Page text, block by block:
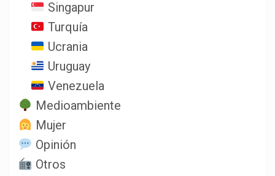
Singapur
Turquía
Ucrania
Uruguay
Venezuela
Medioambiente
Mujer
Opinión
Otros